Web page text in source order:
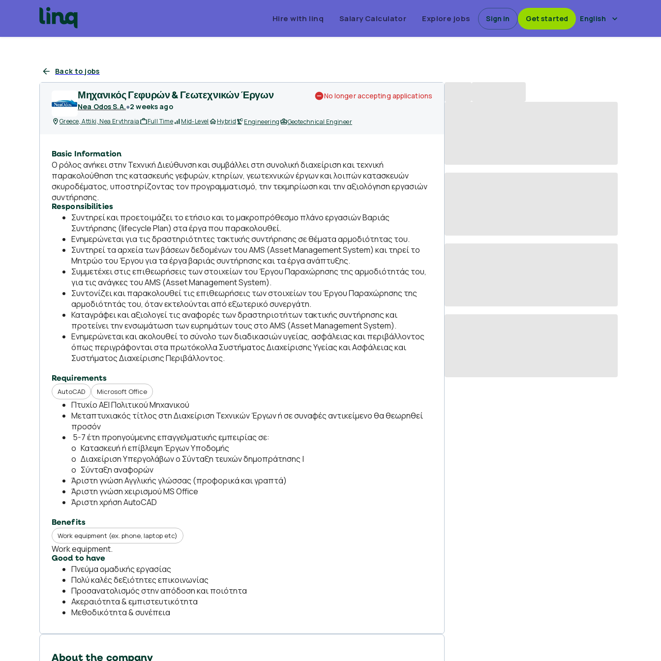
Hire with linq Salary Calculator Explore jobs Sign in Get started English
Back to jobs
Μηχανικός Γεφυρών & Γεωτεχνικών Έργων
Nea Odos S.A.●2 weeks ago
No longer accepting applications
Greece, Attiki, Nea Erythraia Full Time Mid-Level Hybrid Engineering Geotechnical Engineer
Basic Information
Ο ρόλος ανήκει στην Τεχνική Διεύθυνση και συμβάλλει στη συνολική διαχείριση και τεχνική
παρακολούθηση της κατασκευής γεφυρών, κτηρίων, γεωτεχνικών έργων και λοιπών κατασκευών
σκυροδέματος, υποστηρίζοντας τον προγραμματισμό, την τεκμηρίωση και την αξιολόγηση εργασιών
συντήρησης.
Responsibilities
Συντηρεί και προετοιμάζει το ετήσιο και το μακροπρόθεσμο πλάνο εργασιών Βαριάς
Συντήρησης (lifecycle Plan) στα έργα που παρακολουθεί.
Ενημερώνεται για τις δραστηριότητες τακτικής συντήρησης σε θέματα αρμοδιότητας του.
Συντηρεί τα αρχεία των βάσεων δεδομένων του AMS (Asset Management System) και τηρεί το
Μητρώο του Έργου για τα έργα βαριάς συντήρησης και τα έργα ανάπτυξης.
Συμμετέχει στις επιθεωρήσεις των στοιχείων του Έργου Παραχώρησης της αρμοδιότητάς του,
για τις ανάγκες του AMS (Asset Management System).
Συντονίζει και παρακολουθεί τις επιθεωρήσεις των στοιχείων του Έργου Παραχώρησης της
αρμοδιότητάς του, όταν εκτελούνται από εξωτερικό συνεργάτη.
Καταγράφει και αξιολογεί τις αναφορές των δραστηριοτήτων τακτικής συντήρησης και
προτείνει την ενσωμάτωση των ευρημάτων τους στο AMS (Asset Management System).
Ενημερώνεται και ακολουθεί το σύνολο των διαδικασιών υγείας, ασφάλειας και περιβάλλοντος
όπως περιγράφονται στα πρωτόκολλα Συστήματος Διαχείρισης Υγείας και Ασφάλειας και
Συστήματος Διαχείρισης Περιβάλλοντος.
Requirements
AutoCAD Microsoft Office
Πτυχίο ΑΕΙ Πολιτικού Μηχανικού
Μεταπτυχιακός τίτλος στη Διαχείριση Τεχνικών Έργων ή σε συναφές αντικείμενο θα θεωρηθεί
προσόν
5-7 έτη προηγούμενης επαγγελματικής εμπειρίας σε:
o Κατασκευή ή επίβλεψη Έργων Υποδομής
o Διαχείριση Υπεργολάβων o Σύνταξη τευχών δημοπράτησης |
o Σύνταξη αναφορών
Άριστη γνώση Αγγλικής γλώσσας (προφορικά και γραπτά)
Άριστη γνώση χειρισμού MS Office
Άριστη χρήση AutoCAD
Benefits
Work equipment (ex. phone, laptop etc)
Work equipment.
Good to have
Πνεύμα ομαδικής εργασίας
Πολύ καλές δεξιότητες επικοινωνίας
Προσανατολισμός στην απόδοση και ποιότητα
Ακεραιότητα & εμπιστευτικότητα
Μεθοδικότητα & συνέπεια
About the company